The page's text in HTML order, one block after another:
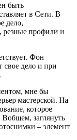
быть
в Сети. В
дело,
резные профили и
Фон
дело и при
мне бы
мастерской. На
которое
Вобщем, заглянуть
– элемент